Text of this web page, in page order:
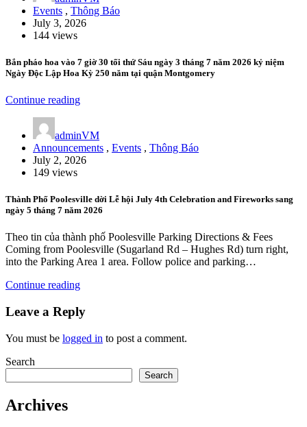
Events , Thông Báo
July 3, 2026
144 views
Bắn pháo hoa vào 7 giờ 30 tối thứ Sáu ngày 3 tháng 7 năm 2026 kỷ niệm
Ngày Độc Lập Hoa Kỳ 250 năm tại quận Montgomery
Continue reading
adminVM
Announcements , Events , Thông Báo
July 2, 2026
149 views
Thành Phố Poolesville dời Lễ hội July 4th Celebration and Fireworks sang
ngày 5 tháng 7 năm 2026
Theo tin của thành phố Poolesville Parking Directions & Fees
Coming from Poolesville (Sugarland Rd – Hughes Rd) turn right,
into the Parking Area 1 area. Follow police and parking…
Continue reading
Leave a Reply
You must be logged in to post a comment.
Search
Search
Archives